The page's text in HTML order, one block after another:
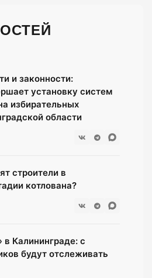
и законности:
установку систем
избирательных
области
строители в
котлована?
Калининграде: с
будут отслеживать